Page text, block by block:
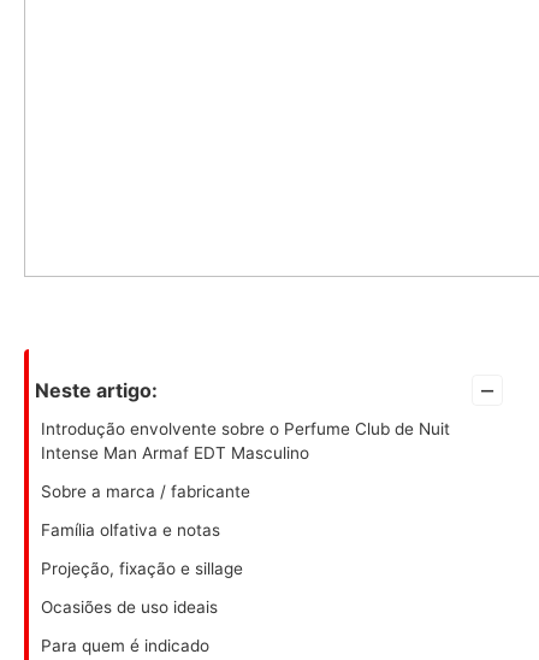
Neste artigo: –
Introdução envolvente sobre o Perfume Club de Nuit
Intense Man Armaf EDT Masculino
Sobre a marca / fabricante
Família olfativa e notas
Projeção, fixação e sillage
Ocasiões de uso ideais
Para quem é indicado